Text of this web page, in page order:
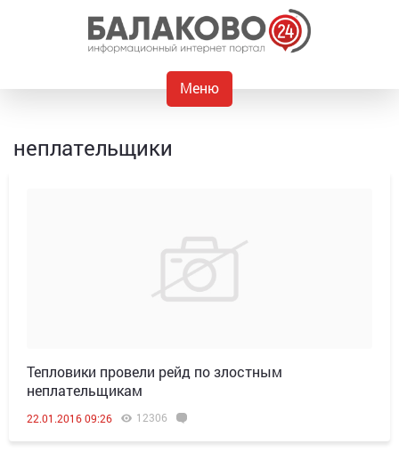
Меню
неплательщики
Тепловики провели рейд по злостным
неплательщикам
22.01.2016 09:26 12306